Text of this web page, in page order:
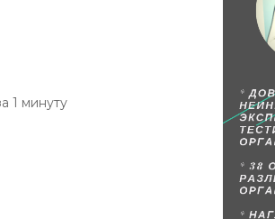
1 минуту